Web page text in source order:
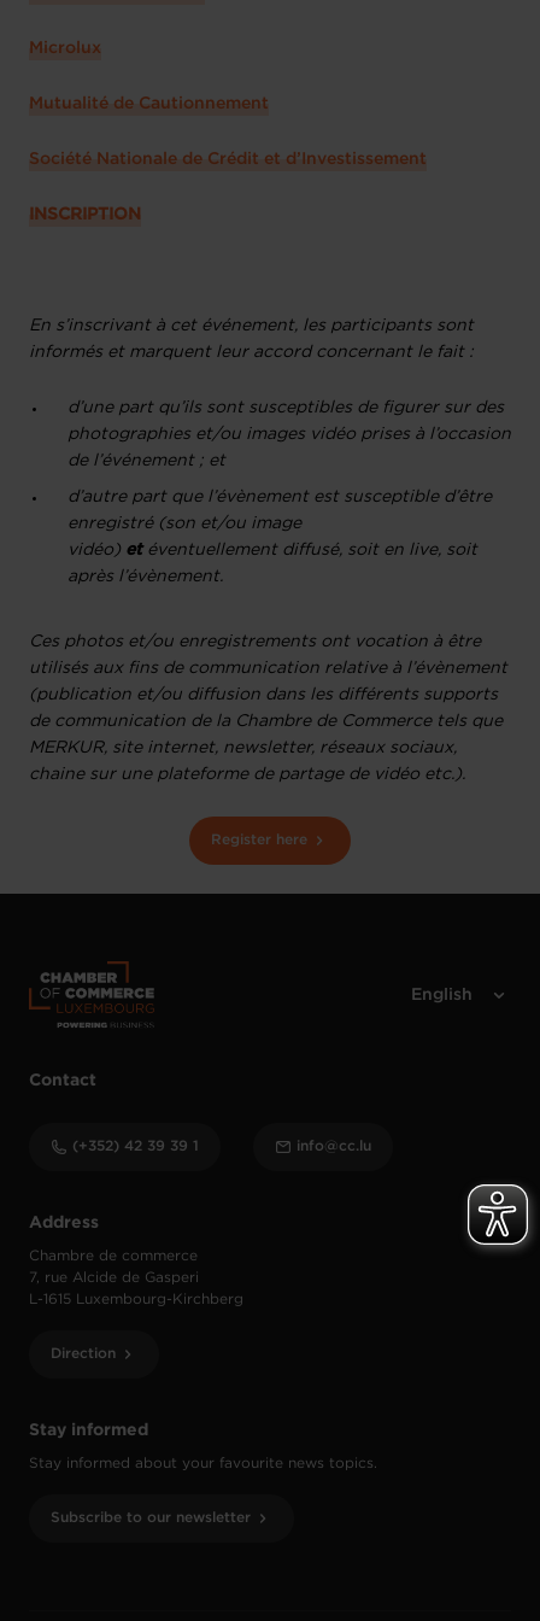
Microlux
Mutualité de Cautionnement
Société Nationale de Crédit et d’Investissement
INSCRIPTION
En s’inscrivant à cet événement, les participants sont
informés et marquent leur accord concernant le fait :
d’une part qu’ils sont susceptibles de figurer sur des
photographies et/ou images vidéo prises à l’occasion
de l’événement ; et
d’autre part que l’évènement est susceptible d’être
enregistré (son et/ou image
vidéo) et éventuellement diffusé, soit en live, soit
après l’évènement.
Ces photos et/ou enregistrements ont vocation à être
utilisés aux fins de communication relative à l’évènement
(publication et/ou diffusion dans les différents supports
de communication de la Chambre de Commerce tels que
MERKUR, site internet, newsletter, réseaux sociaux,
chaine sur une plateforme de partage de vidéo etc.).
Register here
Stay informed
Stay informed about your favourite news topics.
Subscribe to our newsletter
Address
Chambre de commerce
7, rue Alcide de Gasperi
L-1615 Luxembourg-Kirchberg
Direction
Contact
(+352) 42 39 39 1 info@cc.lu